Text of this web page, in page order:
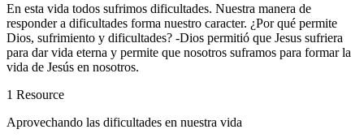
En esta vida todos sufrimos dificultades. Nuestra manera de
responder a dificultades forma nuestro caracter. ¿Por qué permite
Dios, sufrimiento y dificultades? -Dios permitió que Jesus sufriera
para dar vida eterna y permite que nosotros suframos para formar la
vida de Jesús en nosotros.
1 Resource
Aprovechando las dificultades en nuestra vida